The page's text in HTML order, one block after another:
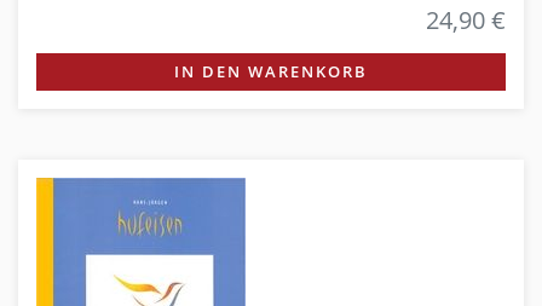
24,90 €
IN DEN WARENKORB